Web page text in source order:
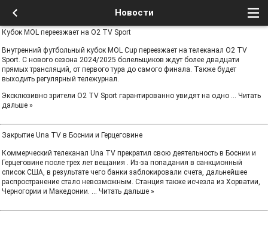
Новости
Кубок MOL переезжает на O2 TV Sport
Внутренний футбольный кубок MOL Cup переезжает на телеканал О2 TV
Sport. С нового сезона 2024/2025 болельщиков ждут более двадцати
прямых трансляций, от первого тура до самого финала. Также будет
выходить регулярный тележурнал.
Эксклюзивно зрители O2 TV Sport гарантированно увидят на одно ... Читать
дальше »
Закрытие Una TV в Боснии и Герцеговине
Коммерческий телеканал Una TV прекратил свою деятельность в Боснии и
Герцеговине после трех лет вещания . Из-за попадания в санкционный
список США, в результате чего банки заблокировали счета, дальнейшее
распространение стало невозможным. Станция также исчезла из Хорватии,
Черногории и Македонии. ... Читать дальше »